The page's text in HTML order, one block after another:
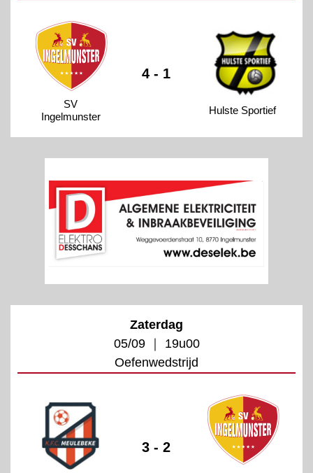
SV
Ingelmunster
4 - 1
Hulste Sportief
Zaterdag
05/09 ｜ 19u00
Oefenwedstrijd
3 - 2